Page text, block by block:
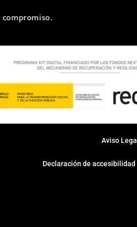
Aviso Legal
Declaración de accesibilidad